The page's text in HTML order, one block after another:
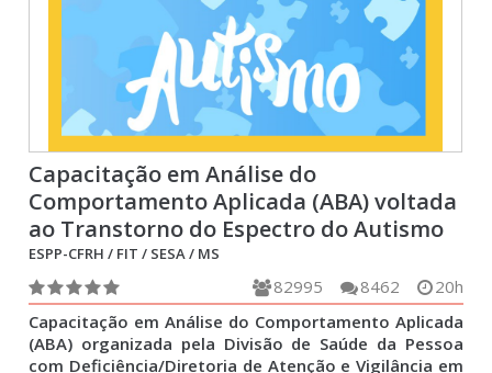
Capacitação em Análise do
Comportamento Aplicada (ABA) voltada
ao Transtorno do Espectro do Autismo
(TEA) para Pais, Cuidadores e
Educadores
ESPP-CFRH / FIT / SESA / MS
20h
8462
82995
Capacitação em Análise do Comportamento Aplicada
(ABA) organizada pela Divisão de Saúde da Pessoa
com Deficiência/Diretoria de Atenção e Vigilância em